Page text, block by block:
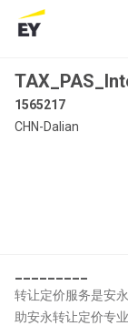
1565217
CHN-Dalian
转让定价服务是安
助安永转让定价专